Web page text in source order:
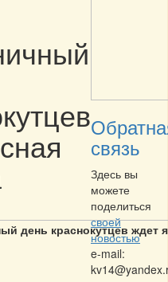
связь
Здесь вы
можете
поделиться
своей
новостью
e-mail: